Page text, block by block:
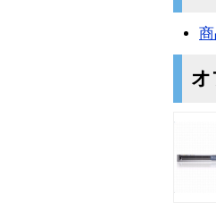
オ